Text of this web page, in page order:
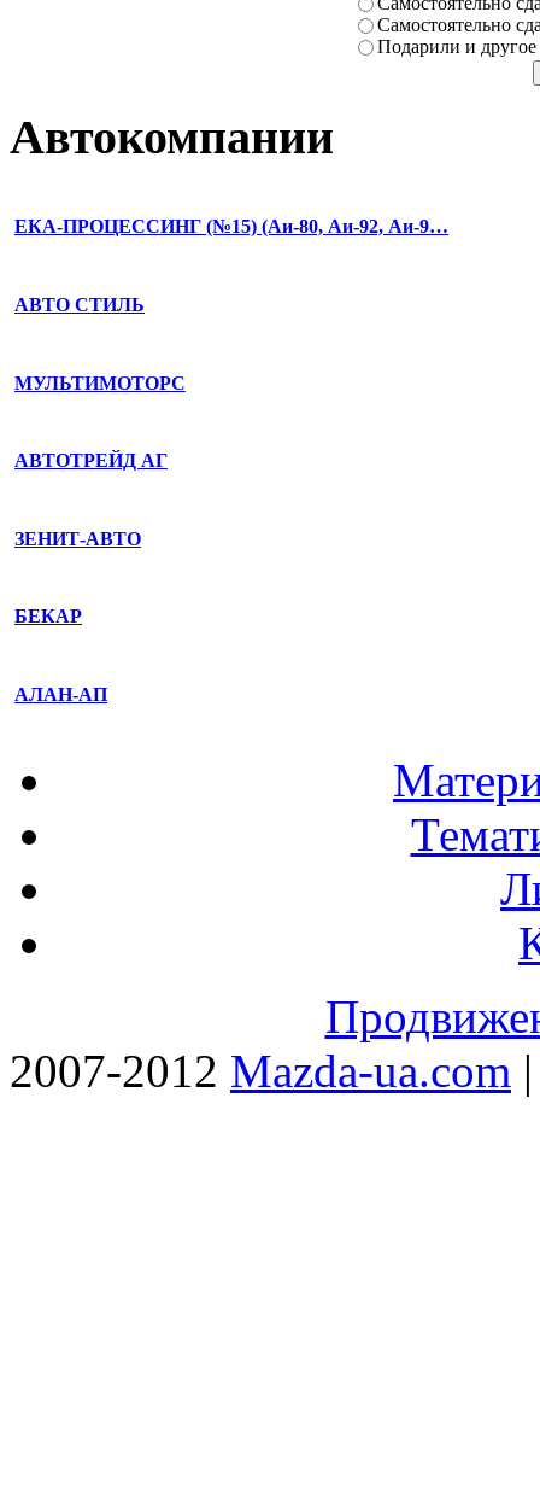
Самостоя­тельно
Подарили­ и другое
Автокомпании
ЕКА-ПРОЦЕССИНГ (№15) (Аи-80, Аи-92, Аи-9…
АВТО СТИЛЬ
МУЛЬТИМОТОРС
АВТОТРЕЙД АГ
ЗЕНИТ-АВТО
БЕКАР
АЛАН-АП
2007-2012 Mazda-ua.com